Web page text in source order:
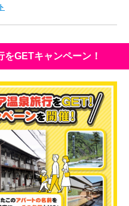
GETキャンペーン！